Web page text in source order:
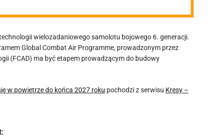
wielozadaniowego samolotu bojowego 6. generacji.
Global Combat Air Programme, prowadzonym przez
(FCAD) ma być etapem prowadzącym do budowy
w powietrze do końca 2027 roku pochodzi z serwisu Kresy –